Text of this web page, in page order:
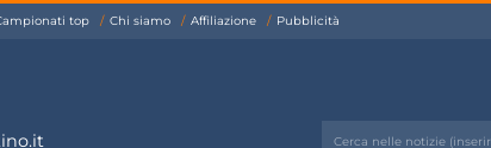
top Chi siamo Affiliazione Pubblicità